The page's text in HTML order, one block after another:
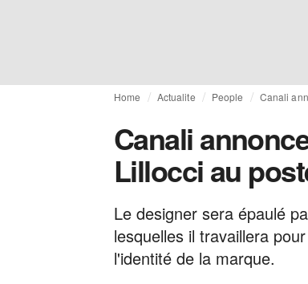
Home Actualite People Canali
Canali
Lillocci au
Le designer sera épaulé
lesquelles il travaillera
l'identité de la marque.